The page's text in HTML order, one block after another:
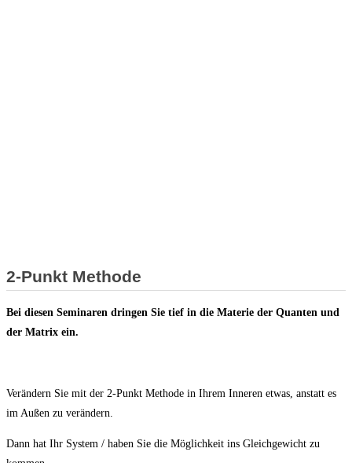
2-Punkt Methode
Bei diesen Seminaren dringen Sie tief in die Materie der Quanten und
der Matrix ein.
Verändern Sie mit der 2-Punkt Methode in Ihrem Inneren etwas, anstatt es
im Außen zu verändern.
Dann hat Ihr System / haben Sie die Möglichkeit ins Gleichgewicht zu